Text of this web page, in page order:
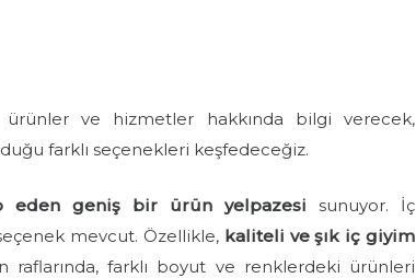
ürünler ve hizmetler hakkında bilgi verecek,
farklı seçenekleri keşfedeceğiz.
eden geniş bir ürün yelpazesi sunuyor. İç
mevcut. Özellikle, kaliteli ve şık iç giyim
raflarında, farklı boyut ve renklerdeki ürünleri